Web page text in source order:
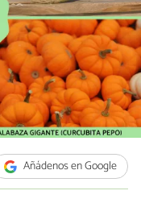
Añádenos en Google